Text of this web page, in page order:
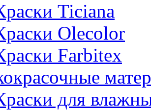
Ticiana
Olecolor
Farbitex
для